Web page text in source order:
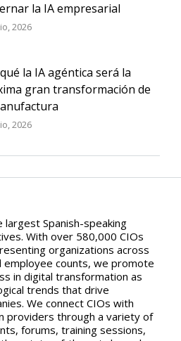
la IA empresarial
2026
la IA agéntica será la
gran transformación de
2026
largest Spanish-speaking
With over 580,000 CIOs
organizations across
employee counts, we promote
in digital transformation as
trends that drive
We connect CIOs with
providers through a variety of
forums, training sessions,